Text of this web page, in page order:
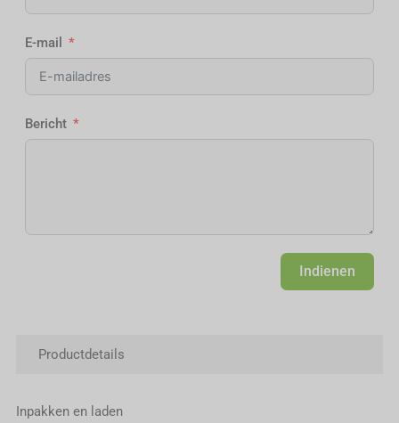
E-mail
Bericht
Indienen
Productdetails
Inpakken en laden